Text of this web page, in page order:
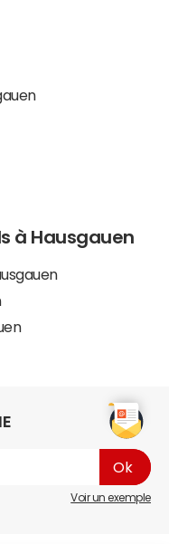
à Hausgauen
Voir un exemple